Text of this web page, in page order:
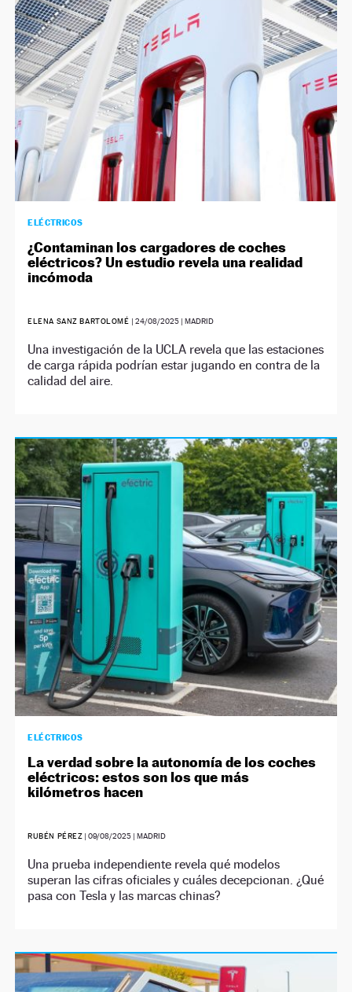
NEWSLETTER
SÍGUENOS
ELÉCTRICOS
¿Contaminan los cargadores de coches
eléctricos? Un estudio revela una realidad
incómoda
ELENA SANZ BARTOLOMÉ | 24/08/2025| MADRID
Una investigación de la UCLA revela que las estaciones
de carga rápida podrían estar jugando en contra de la
calidad del aire.
ELÉCTRICOS
La verdad sobre la autonomía de los coches
eléctricos: estos son los que más
kilómetros hacen
RUBÉN PÉREZ |09/08/2025 | MADRID
Una prueba independiente revela qué modelos
superan las cifras oficiales y cuáles decepcionan. ¿Qué
pasa con Tesla y las marcas chinas?